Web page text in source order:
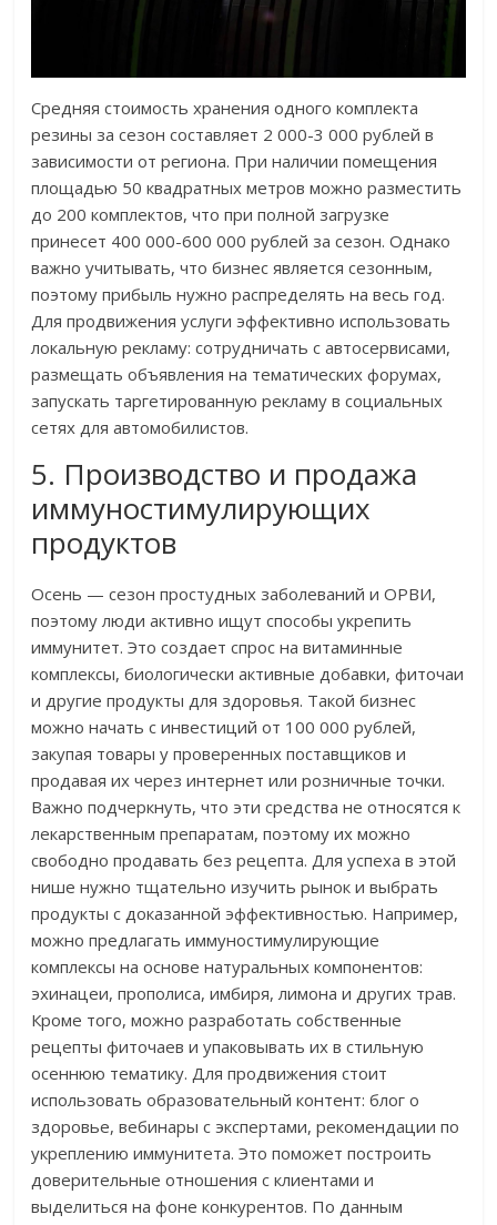
Средняя стоимость хранения одного комплекта
резины за сезон составляет 2 000-3 000 рублей в
зависимости от региона. При наличии помещения
площадью 50 квадратных метров можно разместить
до 200 комплектов, что при полной загрузке
принесет 400 000-600 000 рублей за сезон. Однако
важно учитывать, что бизнес является сезонным,
поэтому прибыль нужно распределять на весь год.
Для продвижения услуги эффективно использовать
локальную рекламу: сотрудничать с автосервисами,
размещать объявления на тематических форумах,
запускать таргетированную рекламу в социальных
сетях для автомобилистов.
5. Производство и продажа
иммуностимулирующих
продуктов
Осень — сезон простудных заболеваний и ОРВИ,
поэтому люди активно ищут способы укрепить
иммунитет. Это создает спрос на витаминные
комплексы, биологически активные добавки, фиточаи
и другие продукты для здоровья. Такой бизнес
можно начать с инвестиций от 100 000 рублей,
закупая товары у проверенных поставщиков и
продавая их через интернет или розничные точки.
Важно подчеркнуть, что эти средства не относятся к
лекарственным препаратам, поэтому их можно
свободно продавать без рецепта. Для успеха в этой
нише нужно тщательно изучить рынок и выбрать
продукты с доказанной эффективностью. Например,
можно предлагать иммуностимулирующие
комплексы на основе натуральных компонентов:
эхинацеи, прополиса, имбиря, лимона и других трав.
Кроме того, можно разработать собственные
рецепты фиточаев и упаковывать их в стильную
осеннюю тематику. Для продвижения стоит
использовать образовательный контент: блог о
здоровье, вебинары с экспертами, рекомендации по
укреплению иммунитета. Это поможет построить
доверительные отношения с клиентами и
выделиться на фоне конкурентов. По данным